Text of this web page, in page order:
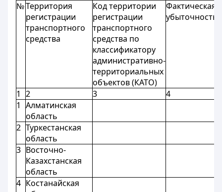
№Территория
регистрации
транспортного
средства
Код территории
регистрации
транспортного
средства по
классификатору
административно-
территориальных
объектов (КАТО)
Фактическая
убыточность
1 2 3 4
1 Алматинская
область
2 Туркестанская
область
3 Восточно-
Казахстанская
область
4 Костанайская